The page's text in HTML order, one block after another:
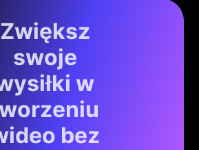
Zwiększ
swoje
w
bez